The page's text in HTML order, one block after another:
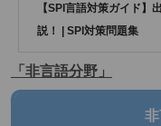
【SPI言語対策ガイド】
説！ | SPI対策問題集
「非言語分野」